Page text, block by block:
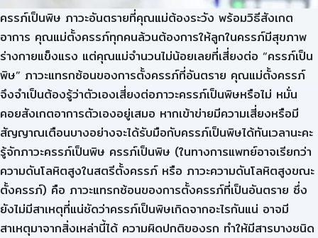
ครรภ์เป็นพิษ ภาวะอันตรายที่คุณแม่ต้องระวัง พร้อมวิธีสังเกต
อาการ คุณแม่ตั้งครรภ์ทุกคนล้วนต้องการให้ลูกในครรภ์มีสุขภาพ
ร่างกายแข็งแรง แต่คุณแม่จำนวนไม่น้อยเลยที่เสี่ยงต่อ “ครรภ์เป็น
พิษ” ภาวะแทรกซ้อนของการตั้งครรภ์ที่อันตราย คุณแม่ตั้งครรภ์
จึงจำเป็นต้องรู้ว่าตัวเองเสี่ยงต่อภาวะครรภ์เป็นพิษหรือไม่ หมั่น
คอยสังเกตอาการตัวเองอยู่เสมอ หากเข้าข่ายมีความเสี่ยงหรือมี
สัญญาณเตือนบางอย่างจะได้รับมือกับครรภ์เป็นพิษได้ทันเวลานะคะ
รู้จักภาวะครรภ์เป็นพิษ ครรภ์เป็นพิษ (ในทางการแพทย์อาจเรียกว่า
ความดันโลหิตสูงในสตรีตั้งครรภ์ หรือ ภาวะความดันโลหิตสูงขณะ
ตั้งครรภ์) คือ ภาวะแทรกซ้อนของการตั้งครรภ์ที่เป็นอันตราย ซึ่ง
ยังไม่มีสาเหตุที่แน่ชัดว่าครรภ์เป็นพิษเกิดจากอะไรกันแน่ อาจมี
สาเหตุมาจากสิ่งเหล่านี้ได้ ความผิดปกติของรก ทำให้มีสารบางชนิด